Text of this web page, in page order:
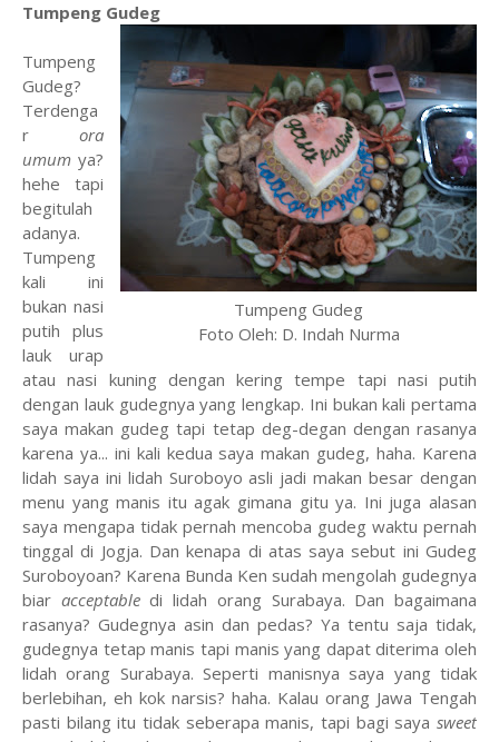
Tumpeng Gudeg
Tumpeng Gudeg
Foto Oleh: D. Indah Nurma
Tumpeng
Gudeg?
Terdenga
r ora
umum ya?
hehe tapi
begitulah
adanya.
Tumpeng
kali ini
bukan nasi
putih plus
lauk urap
atau nasi kuning dengan kering tempe tapi nasi putih
dengan lauk gudegnya yang lengkap. Ini bukan kali pertama
saya makan gudeg tapi tetap deg-degan dengan rasanya
karena ya... ini kali kedua saya makan gudeg, haha. Karena
lidah saya ini lidah Suroboyo asli jadi makan besar dengan
menu yang manis itu agak gimana gitu ya. Ini juga alasan
saya mengapa tidak pernah mencoba gudeg waktu pernah
tinggal di Jogja. Dan kenapa di atas saya sebut ini Gudeg
Suroboyoan? Karena Bunda Ken sudah mengolah gudegnya
biar acceptabledi lidah orang Surabaya. Dan bagaimana
rasanya? Gudegnya asin dan pedas? Ya tentu saja tidak,
gudegnya tetap manis tapi manis yang dapat diterima oleh
lidah orang Surabaya. Seperti manisnya saya yang tidak
berlebihan, eh kok narsis? haha. Kalau orang Jawa Tengah
pasti bilang itu tidak seberapa manis, tapi bagi saya sweet